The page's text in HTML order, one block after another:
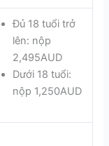
Đủ 18 tuổi trở
lên: nộp
2,495AUD
Dưới 18 tuổi:
nộp 1,250AUD